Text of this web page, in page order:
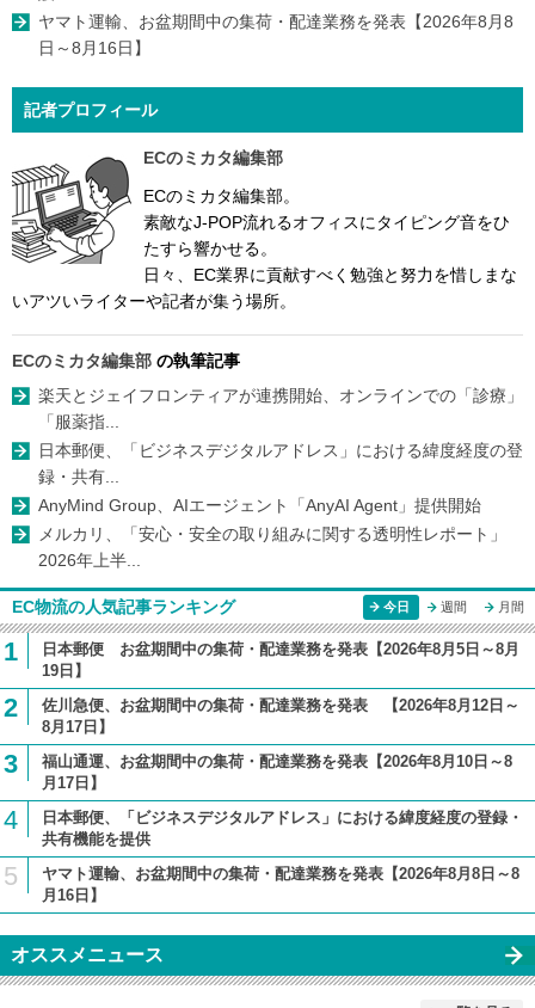
ヤマト運輸、お盆期間中の集荷・配達業務を発表【2026年8月8
日～8月16日】
記者プロフィール
ECのミカタ編集部
ECのミカタ編集部。
素敵なJ-POP流れるオフィスにタイピング音をひ
たすら響かせる。
日々、EC業界に貢献すべく勉強と努力を惜しまな
いアツいライターや記者が集う場所。
ECのミカタ編集部 の執筆記事
楽天とジェイフロンティアが連携開始、オンラインでの「診療」
「服薬指...
日本郵便、「ビジネスデジタルアドレス」における緯度経度の登
録・共有...
AnyMind Group、AIエージェント「AnyAI Agent」提供開始
メルカリ、「安心・安全の取り組みに関する透明性レポート」
2026年上半...
EC物流の人気記事ランキング 今日 週間 月間
1
日本郵便 お盆期間中の集荷・配達業務を発表【2026年8月5日～8月
19日】
2
佐川急便、お盆期間中の集荷・配達業務を発表 【2026年8月12日～
8月17日】
3
福山通運、お盆期間中の集荷・配達業務を発表【2026年8月10日～8
月17日】
4
日本郵便、「ビジネスデジタルアドレス」における緯度経度の登録・
共有機能を提供
5
ヤマト運輸、お盆期間中の集荷・配達業務を発表【2026年8月8日～8
月16日】
オススメニュース